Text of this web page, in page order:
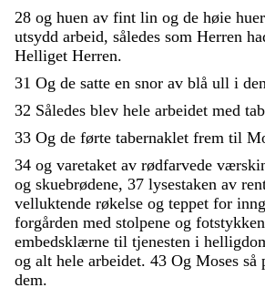
28 og huen av fint lin og de høie huer
utsydd arbeid, således som Herren
Helliget Herren.
31 Og de satte en snor av blå ull i den
32 Således blev hele arbeidet med
33 Og de førte tabernaklet frem til
34 og varetaket av rødfarvede
og skuebrødene, 37 lysestaken av
velluktende røkelse og teppet for
forgården med stolpene og
embedsklærne til tjenesten i
og alt hele arbeidet. 43 Og Moses så
dem.